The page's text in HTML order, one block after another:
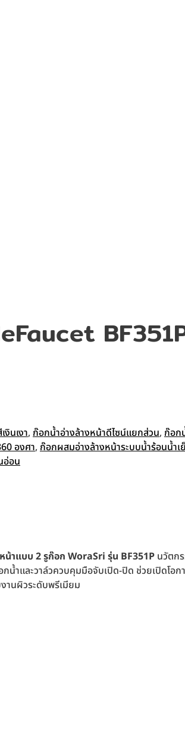
นเงา, ก๊อกน้ำอ่างล้างหน้าดีไซน์แยกส่วน, ก๊อก
องศา, ก๊อกผสมอ่างล้างหน้าระบบน้ำร้อนน้ำเ
อ่อน
น้าแบบ 2 รูก๊อก WoraSri รุ่น BF351P นวัตก
ำและวาล์วควบคุมมือจับเปิด-ปิด ช่วยเปิดโอ
านผิวระดับพรีเมียม